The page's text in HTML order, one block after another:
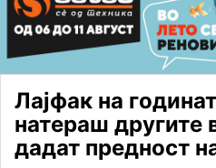
Лајфак на
натераш другите
дадат предност